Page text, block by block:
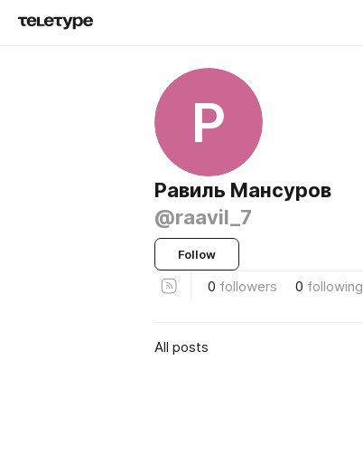
Р
Равиль Мансуров
@raavil_7
Follow
0 followers 0 following
All posts